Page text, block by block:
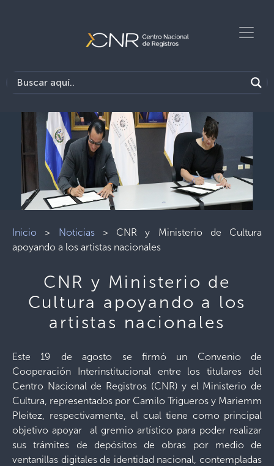
Inicio > Noticias> CNR y Ministerio de Cultura
apoyando a los artistas nacionales
CNR y Ministerio de
Cultura apoyando a los
artistas nacionales
Este 19 de agosto se firmó un Convenio de
Cooperación Interinstitucional entre los titulares del
Centro Nacional de Registros (CNR) y el Ministerio de
Cultura, representados por Camilo Trigueros y Mariemm
Pleitez, respectivamente, el cual tiene como principal
objetivo apoyar al gremio artístico para poder realizar
sus trámites de depósitos de obras por medio de
ventanillas digitales de identidad nacional, contempladas